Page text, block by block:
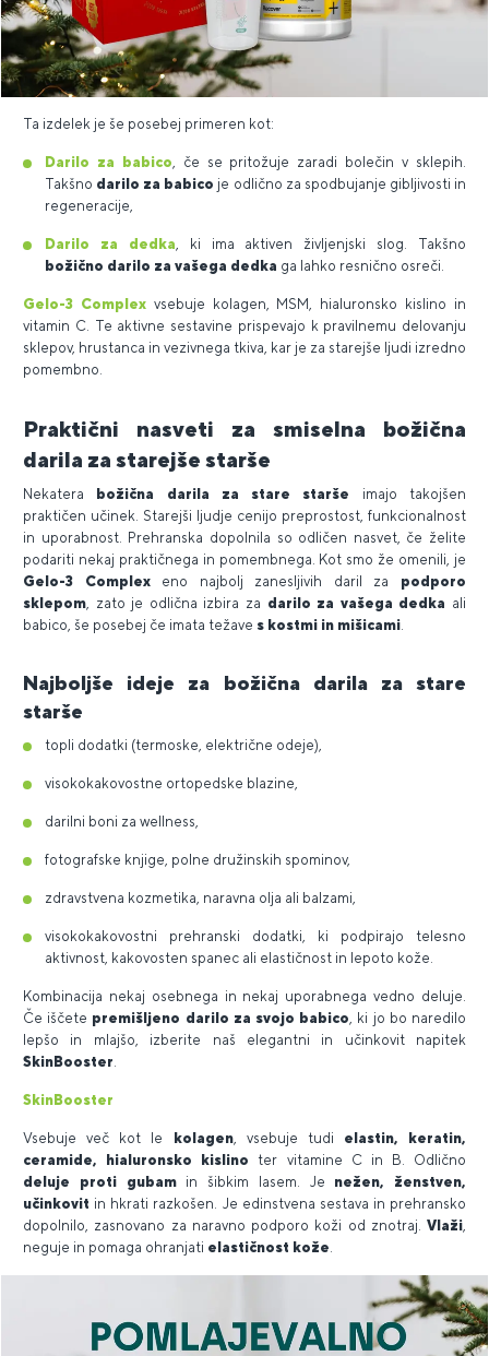
Ta izdelek je še posebej primeren kot:
Darilo za babico , če se pritožuje zaradi bolečin v sklepih.
Takšno darilo za babico je odlično za spodbujanje gibljivosti in
regeneracije,
Darilo za dedka , ki ima aktiven življenjski slog. Takšno
božično darilo za vašega dedka ga lahko resnično osreči.
Gelo-3 Complexvsebuje kolagen, MSM, hialuronsko kislino in
vitamin C. Te aktivne sestavine prispevajo k pravilnemu delovanju
sklepov, hrustanca in vezivnega tkiva, kar je za starejše ljudi izredno
pomembno.
Praktični nasveti za smiselna božična
darila za starejše starše
Nekatera božična darila za stare starše imajo takojšen
praktičen učinek. Starejši ljudje cenijo preprostost, funkcionalnost
in uporabnost. Prehranska dopolnila so odličen nasvet, če želite
podariti nekaj praktičnega in pomembnega. Kot smo že omenili, je
Gelo-3 Complex eno najbolj zanesljivih daril za podporo
sklepom , zato je odlična izbira za darilo za vašega dedka ali
babico, še posebej če imata težave s kostmi in mišicami
Najboljše ideje za božična darila za stare
starše
topli dodatki (termoske, električne odeje),
visokokakovostne ortopedske blazine,
darilni boni za wellness,
fotografske knjige, polne družinskih spominov,
zdravstvena kozmetika, naravna olja ali balzami,
visokokakovostni prehranski dodatki, ki podpirajo telesno
aktivnost, kakovosten spanec ali elastičnost in lepoto kože.
Kombinacija nekaj osebnega in nekaj uporabnega vedno deluje.
Če iščete premišljeno darilo za svojo babico , ki jo bo naredilo
lepšo in mlajšo, izberite naš elegantni in učinkovit napitek
SkinBooster
SkinBooster
Vsebuje več kot le kolagen, vsebuje tudi elastin, keratin,
ceramide, hialuronsko kislinoter vitamine C in B. Odlično
deluje proti gubam in šibkim lasem. Je nežen, ženstven,
učinkovit in hkrati razkošen. Je edinstvena sestava in prehransko
dopolnilo, zasnovano za naravno podporo koži od znotraj. Vlaži
neguje in pomaga ohranjati elastičnost kože